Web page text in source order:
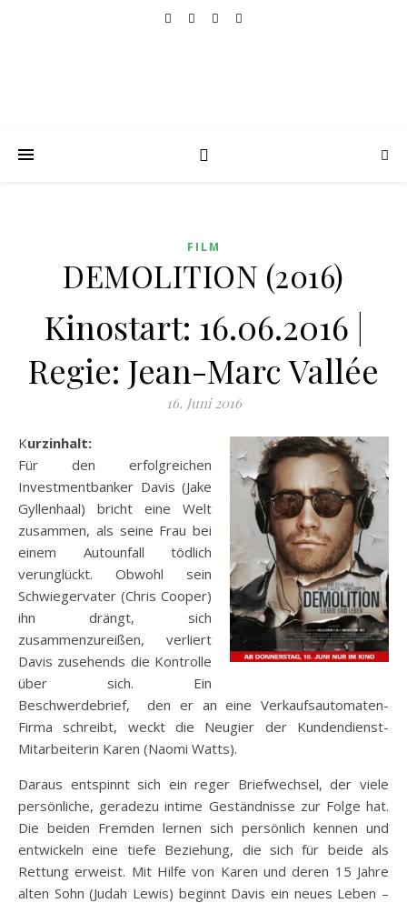
FILM
DEMOLITION (2016)
Kinostart: 16.06.2016 |
Regie: Jean-Marc Vallée
16. Juni 2016
Kurzinhalt:
Für den erfolgreichen
Investmentbanker Davis (Jake
Gyllenhaal) bricht eine Welt
zusammen, als seine Frau bei
einem Autounfall tödlich
verunglückt. Obwohl sein
Schwiegervater (Chris Cooper)
ihn drängt, sich
zusammenzureißen, verliert
Davis zusehends die Kontrolle
über sich. Ein
Beschwerdebrief,
den er an eine Verkaufsautomaten-
Firma schreibt, weckt die Neugier der Kundendienst-
Mitarbeiterin Karen (Naomi Watts).
Daraus entspinnt sich ein reger Briefwechsel, der viele
persönliche, geradezu intime Geständnisse zur Folge hat.
Die beiden Fremden lernen sich persönlich kennen und
entwickeln eine tiefe Beziehung, die sich für beide als
Rettung erweist. Mit Hilfe von Karen und deren 15 Jahre
alten Sohn (Judah Lewis) beginnt Davis ein neues Leben –